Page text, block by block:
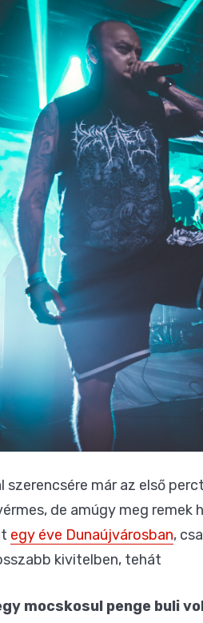
szerencsére már az első
de amúgy meg
egy éve Dunaújvárosban,
kivitelben, tehát
mocskosul penge buli